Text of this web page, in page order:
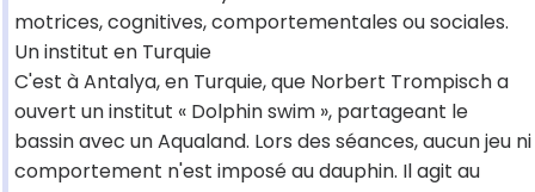
motrices, cognitives, comportementales ou sociales.
Un institut en Turquie
C'est à Antalya, en Turquie, que Norbert Trompisch a
ouvert un institut « Dolphin swim », partageant le
bassin avec un Aqualand. Lors des séances, aucun jeu ni
comportement n'est imposé au dauphin. Il agit au